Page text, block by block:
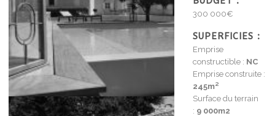
300 000€
SUPERFICIES :
Emprise
constructible : NC
Emprise construite :
245m²
Surface du terrain
: 9 000m2